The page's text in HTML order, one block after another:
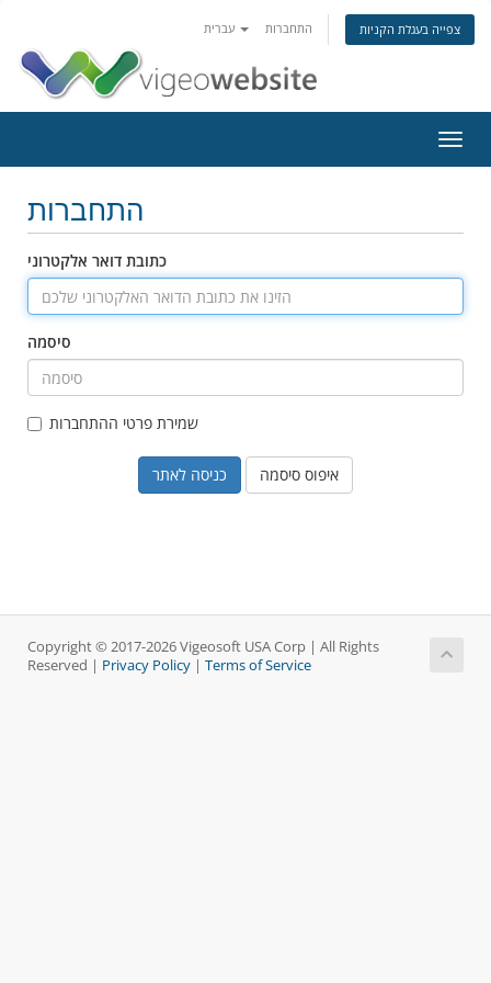
התחברות צפייה בעגלת הקניות
ניווט
התחברות
כתובת דואר אלקטרוני
סיסמה
שמירת פרטי ההתחברות
איפוס סיסמה
Copyright © 2017-2026 Vigeosoft USA Corp | All Rights
Reserved | Privacy Policy | Terms of Service